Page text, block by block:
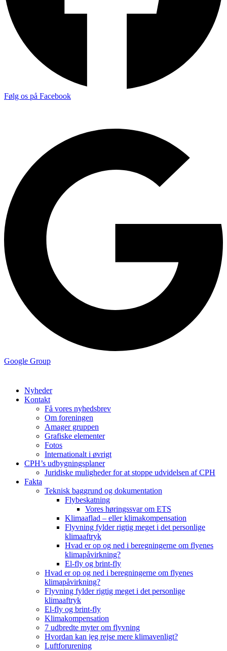
Følg os på Facebook
Google Group
Nyheder
Kontakt
Få vores nyhedsbrev
Om foreningen
Amager gruppen
Grafiske elementer
Fotos
Internationalt i øvrigt
CPH’s udbygningsplaner
Juridiske muligheder for at stoppe udvidelsen af CPH
Fakta
Teknisk baggrund og dokumentation
Flybeskatning
Vores høringssvar om ETS
Klimaaflad – eller klimakompensation
Flyvning fylder rigtig meget i det personlige
klimaaftryk
Hvad er op og ned i beregningerne om flyenes
klimapåvirkning?
El-fly og brint-fly
Hvad er op og ned i beregningerne om flyenes
klimapåvirkning?
Flyvning fylder rigtig meget i det personlige
klimaaftryk
El-fly og brint-fly
Klimakompensation
7 udbredte myter om flyvning
Hvordan kan jeg rejse mere klimavenligt?
Luftforurening